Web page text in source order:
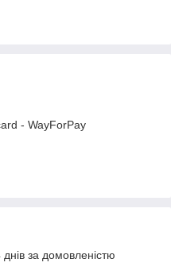
- WayForPay
за домовленістю